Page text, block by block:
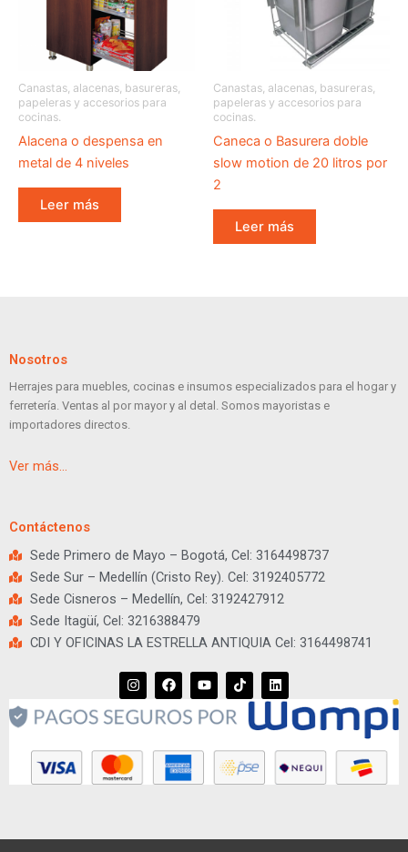
Canastas, alacenas, basureras,
papeleras y accesorios para
cocinas.
Alacena o despensa en
metal de 4 niveles
Leer más
Canastas, alacenas, basureras,
papeleras y accesorios para
cocinas.
Caneca o Basurera doble
slow motion de 20 litros por
2
Leer más
Nosotros
Herrajes para muebles, cocinas e insumos especializados para el hogar y
ferretería. Ventas al por mayor y al detal. Somos mayoristas e
importadores directos.
Ver más…
Contáctenos
Sede Primero de Mayo – Bogotá, Cel: 3164498737
Sede Sur – Medellín (Cristo Rey). Cel: 3192405772
Sede Cisneros – Medellín, Cel: 3192427912
Sede Itagüí, Cel: 3216388479
CDI Y OFICINAS LA ESTRELLA ANTIQUIA Cel: 3164498741
I
n
s
t
g
r
a
m
F
a
c
e
o
o
k
Y
o
u
t
T
i
k
k
L
i
n
e
d
n